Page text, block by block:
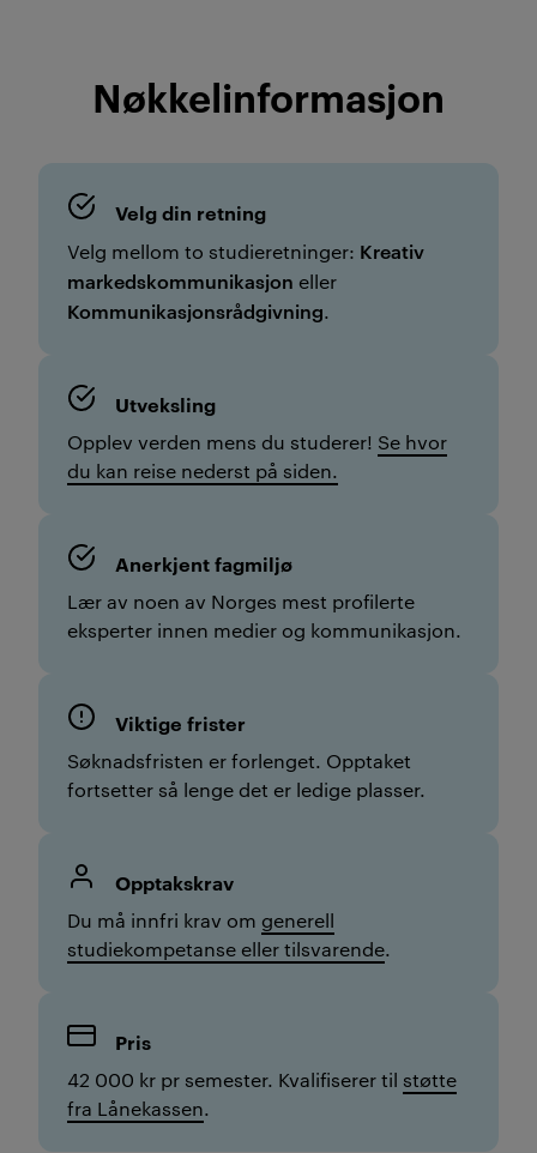
Nøkkelinformasjon
Velg din retning
Velg mellom to studieretninger: Kreativ
markedskommunikasjon eller
Kommunikasjonsrådgivning.
Utveksling
Opplev verden mens du studerer! Se hvor
du kan reise nederst på siden.
Anerkjent fagmiljø
Lær av noen av Norges mest profilerte
eksperter innen medier og kommunikasjon.
Viktige frister
Søknadsfristen er forlenget. Opptaket
fortsetter så lenge det er ledige plasser.
Opptakskrav
Du må innfri krav om generell
studiekompetanse eller tilsvarende.
Pris
42 000 kr pr semester. Kvalifiserer til støtte
fra Lånekassen.